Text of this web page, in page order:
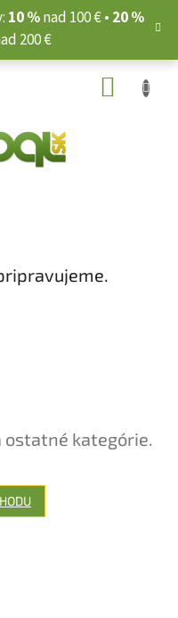
10 %nad 100 € • 20 %
200 €
ostatné kategórie.